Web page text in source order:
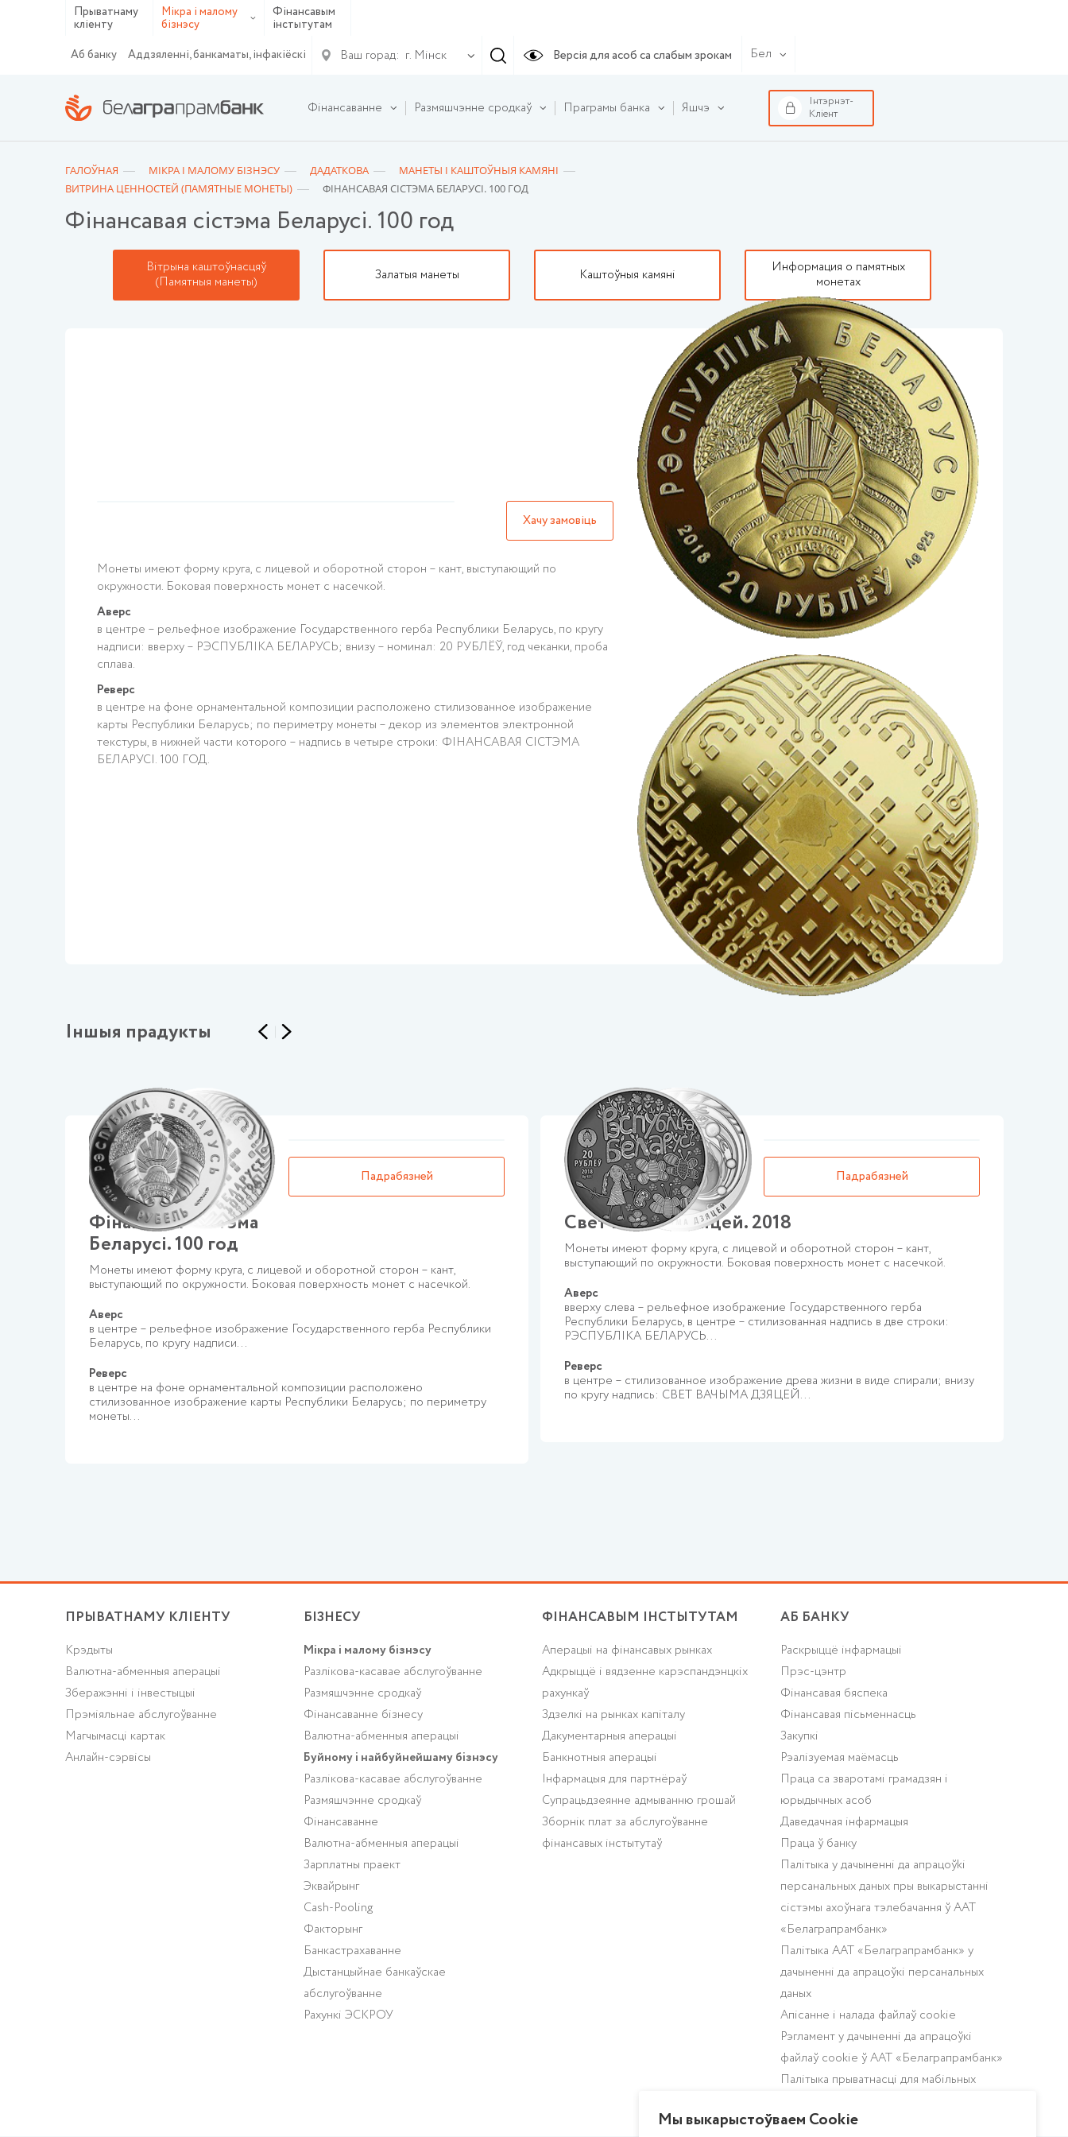
Прыватнаму
кліенту
Мікра і малому
бізнэсу
Фінансавым
інстытутам
Аб банку
Аддзяленні, банкаматы, інфакіёскі Ваш горад: г. Мінск Версія для асоб са слабым зрокам Бел
Фінансаванне Размяшчэнне сродкаў Праграмы банка Яшчэ
Інтэрнэт-
Кліент
ГАЛОЎНАЯ МIКРА I МАЛОМУ БIЗНЭСУ ДАДАТКОВА
МАНЕТЫ І КАШТОЎНЫЯ КАМЯНІ
ВИТРИНА ЦЕННОСТЕЙ (ПАМЯТНЫЕ МОНЕТЫ)
ФIНАНСАВАЯ СIСТЭМА БЕЛАРУСI. 100 ГОД
Фiнансавая сiстэма Беларусi. 100 год
Вітрына каштоўнасцяў
(Памятныя манеты)
Залатыя манеты Каштоўныя камяні
Информация о памятных
монетах
Хачу замовіць
Монеты имеют форму круга, с лицевой и оборотной сторон – кант, выступающий по
окружности. Боковая поверхность монет с насечкой.
Аверс
в центре – рельефное изображение Государственного герба Республики Беларусь, по кругу
надписи: вверху – РЭСПУБЛІКА БЕЛАРУСЬ; внизу – номинал: 20 РУБЛЁЎ, год чеканки, проба
сплава.
Реверс
в центре на фоне орнаментальной композиции расположено стилизованное изображение
карты Республики Беларусь; по периметру монеты – декор из элементов электронной
текстуры, в нижней части которого – надпись в четыре строки: ФІНАНСАВАЯ СІСТЭМА
БЕЛАРУСІ. 100 ГОД.
Іншыя прадукты
Падрабязней
Фiнансавая сiстэма
Беларусi. 100 год
Монеты имеют форму круга, с лицевой и оборотной сторон – кант,
выступающий по окружности. Боковая поверхность монет с насечкой.
Аверс
в центре – рельефное изображение Государственного герба Республики
Беларусь, по кругу надписи...
Реверс
в центре на фоне орнаментальной композиции расположено
стилизованное изображение карты Республики Беларусь; по периметру
монеты...
Падрабязней
Свет вачыма дзяцей. 2018
Монеты имеют форму круга, с лицевой и оборотной сторон – кант,
выступающий по окружности. Боковая поверхность монет с насечкой.
Аверс
вверху слева – рельефное изображение Государственного герба
Республики Беларусь, в центре – стилизованная надпись в две строки:
РЭСПУБЛІКА БЕЛАРУСЬ...
Реверс
в центре – стилизованное изображение древа жизни в виде спирали; внизу
по кругу надпись: СВЕТ ВАЧЫМА ДЗЯЦЕЙ...
ПРЫВАТНАМУ КЛІЕНТУ
Крэдыты
Валютна-абменныя аперацыі
Зберажэнні і інвестыцыі
Прэміяльнае абслугоўванне
Магчымасці картак
Анлайн-сэрвісы
БІЗНЕСУ
Мікра і малому бізнэсу
Разлікова-касавае абслугоўванне
Размяшчэнне сродкаў
Фінансаванне бізнесу
Валютна-абменныя аперацыі
Буйному і найбуйнейшаму бізнэсу
Разлікова-касавае абслугоўванне
Размяшчэнне сродкаў
Фінансаванне
Валютна-абменныя аперацыі
Зарплатны праект
Эквайрынг
Cash-Pooling
Факторынг
Банкастрахаванне
Дыстанцыйнае банкаўскае
абслугоўванне
Рахункі ЭСКРОУ
ФІНАНСАВЫМ ІНСТЫТУТАМ
Аперацыі на фінансавых рынках
Адкрыццё і вядзенне карэспандэнцкіх
рахункаў
Здзелкі на рынках капіталу
Дакументарныя аперацыі
Банкнотныя аперацыі
Інфармацыя для партнёраў
Супрацьдзеянне адмыванню грошай
Зборнік плат за абслугоўванне
фінансавых інстытутаў
АБ БАНКУ
Раскрыццё інфармацыі
Прэс-цэнтр
Фінансавая бяспека
Фінансавая пісьменнасць
Закупкі
Рэалізуемая маёмасць
Праца са зваротамі грамадзян і
юрыдычных асоб
Даведачная інфармацыя
Праца ў банку
Палітыка у дачыненнi да апрацоўki
персанальных даных пры выкарыстаннi
сiстэмы ахоўнага тэлебачання ў ААТ
«Белаграпрамбанк»
Палітыка ААТ «Белаграпрамбанк» у
дачыненні да апрацоўкі персанальных
даных
Апісанне і налада файлаў cookie
Рэгламент у дачыненні да апрацоўкі
файлаў cookie ў ААТ «Белаграпрамбанк»
Палiтыка прыватнасцi для мабільных
Мы выкарыстоўваем Cookie